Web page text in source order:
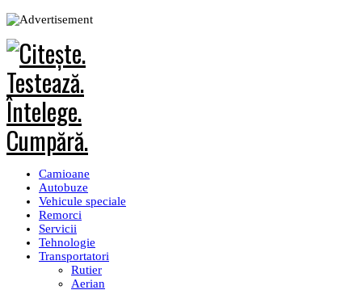
Camioane
Autobuze
Vehicule speciale
Remorci
Servicii
Tehnologie
Transportatori
Rutier
Aerian